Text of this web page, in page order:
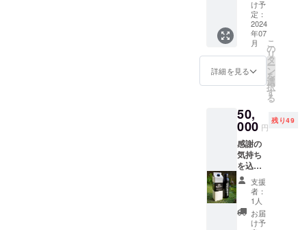
必ずお
届けの
リター
ンに貼
付され
たラベ
ルや注
意書き
認くだ
さい。
ンカ 原
材料及
び添加
物等の
食品表
届け商
品のラ
表記さ
れま
す。 商
品開封
前には
必ずお
届けの
リター
ンに貼
付され
たラベ
示はお
届け商
品のラ
ベルに
す。 商
品開封
届けの
リター
ンに貼
付され
たラベ
ルや注
意書き
をご確
認くだ
さい。
０ヶ月
・原材
料：
コー
ヒー
（国内
製造）
スリラ
ンカ セ
イロン
アイス
コー
ヒー
は、ネ
ルド
リップ
で丁寧
にお作
・サイ
ズ：
23cmx
7cm ・
重量：
1000ml
・保存
け、常
温で保
開封後
は冷蔵
保存し
お早め
にお召
し上が
りしま
す。 セ
イロン
コー
ヒーの
【アイ
スコー
ご提供
しま
す。 ・
サイ
ズ：
23cmx
7cm ・
重量：
1000ml
・保存
方法：
け予
定：
2024
年07
月
詳細を見る
こ
の
リ
タ
ー
ン
を
選
択
す
る
50,
000 円
残り49
感謝の
気持ち
を込め
て、お
礼の
メッ
セージ
をお送
支援
者：
1人
お届
け予